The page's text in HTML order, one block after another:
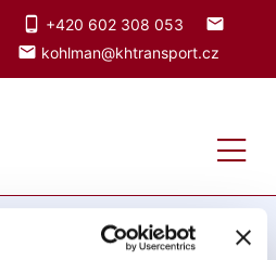
phone_android +420 602 308 053 local_post_office
local_post_office kohlman@khtransport.cz